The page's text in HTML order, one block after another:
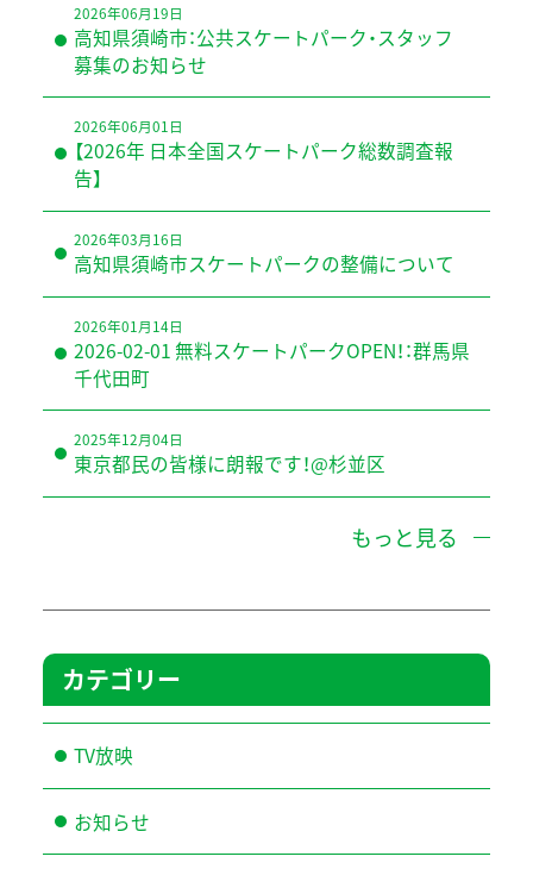
2026年06月19日
高知県須崎市：公共スケートパーク・スタッフ
募集のお知らせ
2026年06月01日
【2026年 日本全国スケートパーク総数調査報
告】
2026年03月16日
高知県須崎市スケートパークの整備について
2026年01月14日
2026-02-01 無料スケートパークOPEN！：群馬県
千代田町
2025年12月04日
東京都民の皆様に朗報です！@杉並区
もっと見る
カテゴリー
TV放映
お知らせ